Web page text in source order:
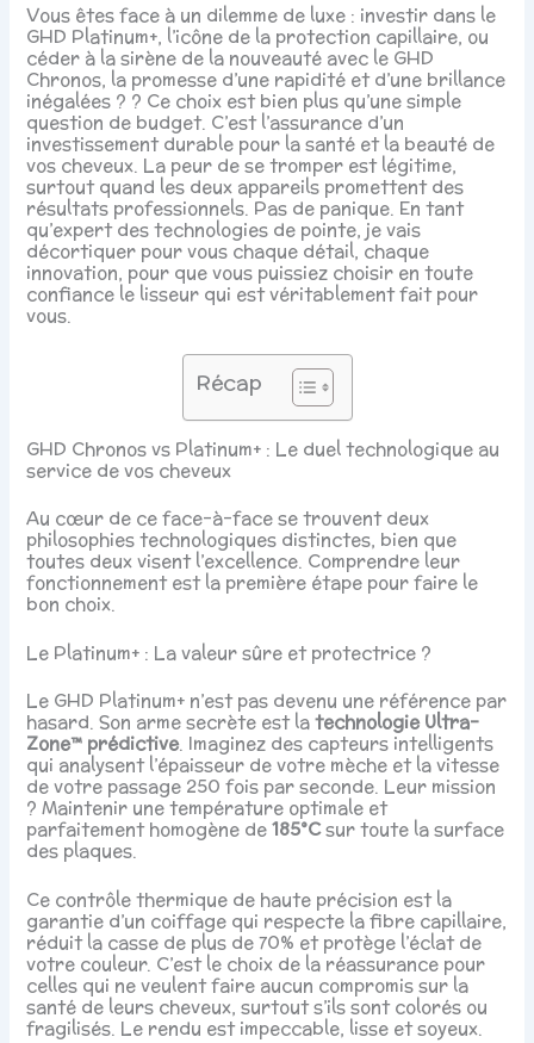
Vous êtes face à un dilemme de luxe : investir dans le
GHD Platinum+, l’icône de la protection capillaire, ou
céder à la sirène de la nouveauté avec le GHD
Chronos, la promesse d’une rapidité et d’une brillance
inégalées ? ? Ce choix est bien plus qu’une simple
question de budget. C’est l’assurance d’un
investissement durable pour la santé et la beauté de
vos cheveux. La peur de se tromper est légitime,
surtout quand les deux appareils promettent des
résultats professionnels. Pas de panique. En tant
qu’expert des technologies de pointe, je vais
décortiquer pour vous chaque détail, chaque
innovation, pour que vous puissiez choisir en toute
confiance le lisseur qui est véritablement fait pour
vous.
Récap
GHD Chronos vs Platinum+ : Le duel technologique au
service de vos cheveux
Au cœur de ce face-à-face se trouvent deux
philosophies technologiques distinctes, bien que
toutes deux visent l’excellence. Comprendre leur
fonctionnement est la première étape pour faire le
bon choix.
Le Platinum+ : La valeur sûre et protectrice ?️
Le GHD Platinum+ n’est pas devenu une référence par
hasard. Son arme secrète est latechnologie Ultra-
Zone™ prédictive. Imaginez des capteurs intelligents
qui analysent l’épaisseur de votre mèche et la vitesse
de votre passage 250 fois par seconde. Leur mission
? Maintenir une température optimale et
parfaitement homogène de185°Csur toute la surface
des plaques.
Ce contrôle thermique de haute précision est la
garantie d’un coiffage qui respecte la fibre capillaire,
réduit la casse de plus de 70% et protège l’éclat de
votre couleur. C’est le choix de la réassurance pour
celles qui ne veulent faire aucun compromis sur la
santé de leurs cheveux, surtout s’ils sont colorés ou
fragilisés. Le rendu est impeccable, lisse et soyeux.